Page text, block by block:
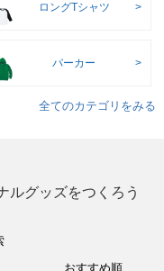
ロングTシャツ
パーカー
全てのカテゴリをみる
ルグッズをつくろう